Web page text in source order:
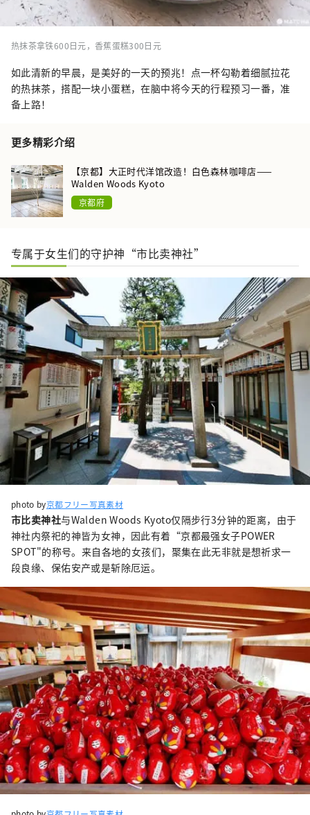
热抹茶拿铁600日元，香蕉蛋糕300日元
如此清新的早晨，是美好的一天的预兆！点一杯勾勒着细腻拉花
的热抹茶，搭配一块小蛋糕，在脑中将今天的行程预习一番，准
备上路！
更多精彩介绍
【京都】大正时代洋馆改造！白色森林咖啡店——
Walden Woods Kyoto
京都府
专属于女生们的守护神“市比卖神社”
photo by京都フリー写真素材
市比卖神社与Walden Woods Kyoto仅隔步行3分钟的距离，由于
神社内祭祀的神皆为女神，因此有着“京都最强女子POWER
SPOT"的称号。来自各地的女孩们，聚集在此无非就是想祈求一
段良缘、保佑安产或是斩除厄运。